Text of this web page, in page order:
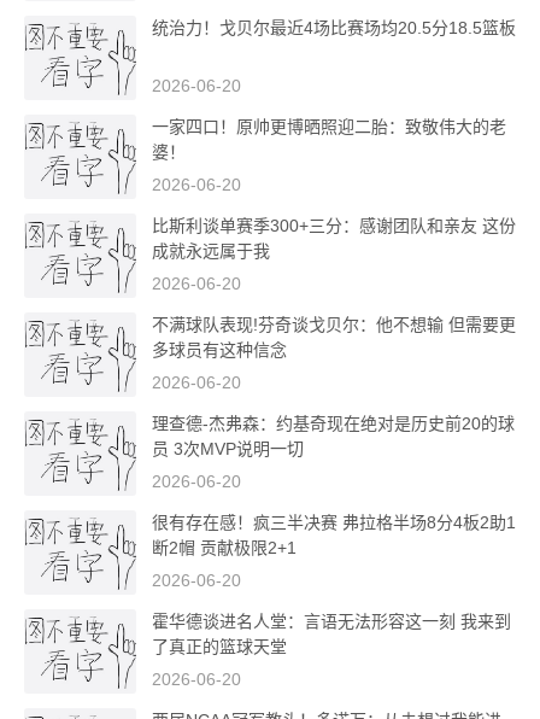
统治力！戈贝尔最近4场比赛场均20.5分18.5篮板
2026-06-20
一家四口！原帅更博晒照迎二胎：致敬伟大的老
婆！
2026-06-20
比斯利谈单赛季300+三分：感谢团队和亲友 这份
成就永远属于我
2026-06-20
不满球队表现!芬奇谈戈贝尔：他不想输 但需要更
多球员有这种信念
2026-06-20
理查德-杰弗森：约基奇现在绝对是历史前20的球
员 3次MVP说明一切
2026-06-20
很有存在感！疯三半决赛 弗拉格半场8分4板2助1
断2帽 贡献极限2+1
2026-06-20
霍华德谈进名人堂：言语无法形容这一刻 我来到
了真正的篮球天堂
2026-06-20